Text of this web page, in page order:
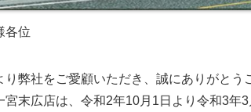
各位
り弊社をご愛顧いただき、誠にありがとう
宮末広店は、令和2年10月1日より令和3年